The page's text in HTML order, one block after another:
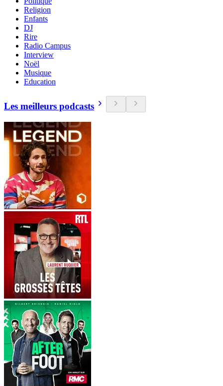
Religion
Enfants
DJ
Rire
Radio Campus
Interview
Noël
Musique
Education
Les meilleurs podcasts